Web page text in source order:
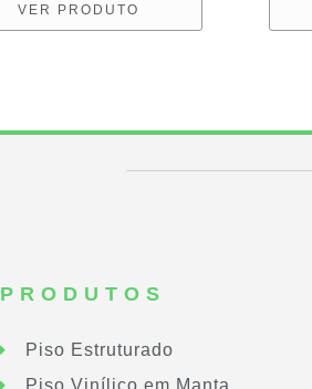
VER PRODUTO
PRODUTOS
Piso Estruturado
Piso Vinílico em Manta